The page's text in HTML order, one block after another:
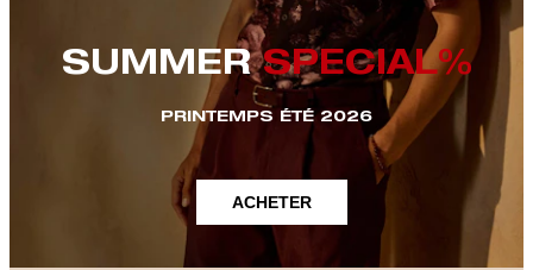
SUMMERSPECIAL%
PRINTEMPS ÉTÉ 2026
ACHETER